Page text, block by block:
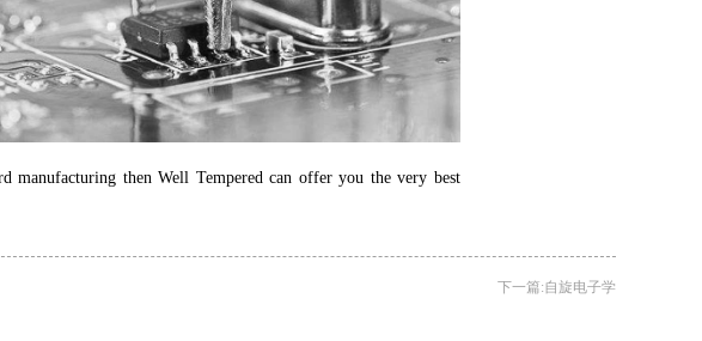
manufacturing then Well Tempered can offer you the very best
下一篇:自旋电子学